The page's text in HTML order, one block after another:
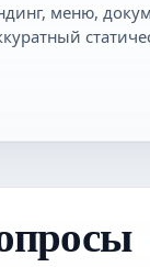
меню,